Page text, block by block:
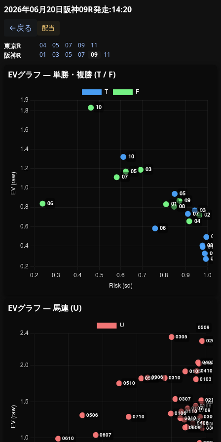
2026年06月20日阪神09R発走:14:20
←戻る
配当
東京R 04 05 07 09 11
阪神R 01 03 05 07 09 11
EVグラフ — 単勝・複勝 (T / F)
EVグラフ — 馬連 (U)